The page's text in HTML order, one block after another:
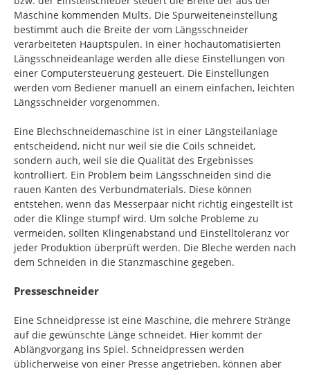
Maschine kommenden Mults. Die Spurweiteneinstellung
bestimmt auch die Breite der vom Längsschneider
verarbeiteten Hauptspulen. In einer hochautomatisierten
Längsschneideanlage werden alle diese Einstellungen von
einer Computersteuerung gesteuert. Die Einstellungen
werden vom Bediener manuell an einem einfachen, leichten
Längsschneider vorgenommen.
Eine Blechschneidemaschine ist in einer Längsteilanlage
entscheidend, nicht nur weil sie die Coils schneidet,
sondern auch, weil sie die Qualität des Ergebnisses
kontrolliert. Ein Problem beim Längsschneiden sind die
rauen Kanten des Verbundmaterials. Diese können
entstehen, wenn das Messerpaar nicht richtig eingestellt ist
oder die Klinge stumpf wird. Um solche Probleme zu
vermeiden, sollten Klingenabstand und Einstelltoleranz vor
jeder Produktion überprüft werden. Die Bleche werden nach
dem Schneiden in die Stanzmaschine gegeben.
Presseschneider
Eine Schneidpresse ist eine Maschine, die mehrere Stränge
auf die gewünschte Länge schneidet. Hier kommt der
Ablängvorgang ins Spiel. Schneidpressen werden
üblicherweise von einer Presse angetrieben, können aber